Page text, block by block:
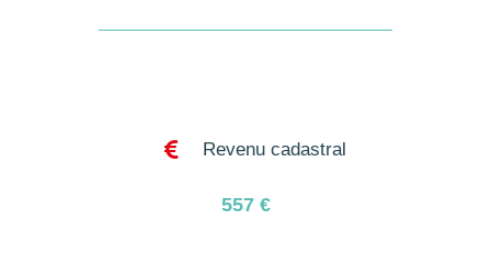
 Revenu cadastral
557 €